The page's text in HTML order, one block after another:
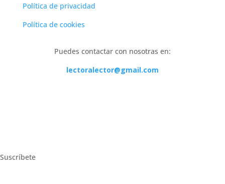
Política de privacidad
Política de cookies
Puedes contactar con nosotras en:
lectoralector@gmail.com
Suscríbete